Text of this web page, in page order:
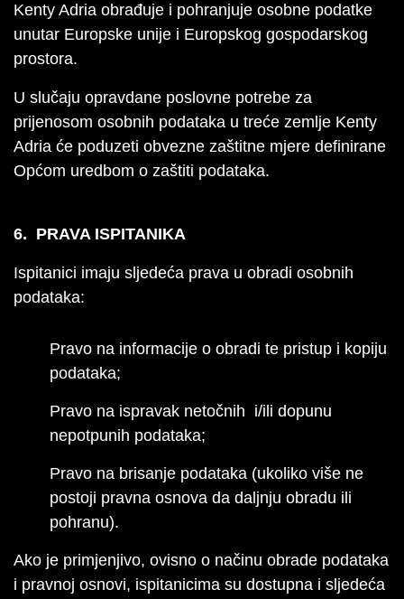
Kenty Adria obrađuje i pohranjuje osobne podatke
unutar Europske unije i Europskog gospodarskog
prostora.
U slučaju opravdane poslovne potrebe za
prijenosom osobnih podataka u treće zemlje Kenty
Adria će poduzeti obvezne zaštitne mjere definirane
Općom uredbom o zaštiti podataka.
6. PRAVA ISPITANIKA
Ispitanici imaju sljedeća prava u obradi osobnih
podataka:
Pravo na informacije o obradi te pristup i kopiju
podataka;
Pravo na ispravak netočnih i/ili dopunu
nepotpunih podataka;
Pravo na brisanje podataka (ukoliko više ne
postoji pravna osnova da daljnju obradu ili
pohranu).
Ako je primjenjivo, ovisno o načinu obrade podataka
i pravnoj osnovi, ispitanicima su dostupna i sljedeća